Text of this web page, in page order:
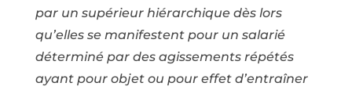
par un supérieur hiérarchique dès lors
qu’elles se manifestent pour un salarié
déterminé par des agissements répétés
ayant pour objet ou pour effet d’entraîner